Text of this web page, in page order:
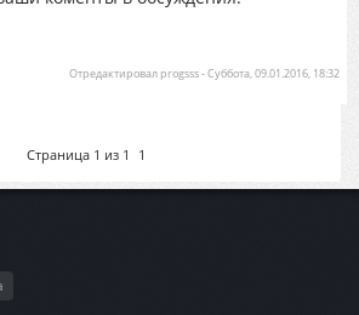
Отредактировал progsss-Суббота, 09.01.2016, 18:32
Страница 1 из 1 1